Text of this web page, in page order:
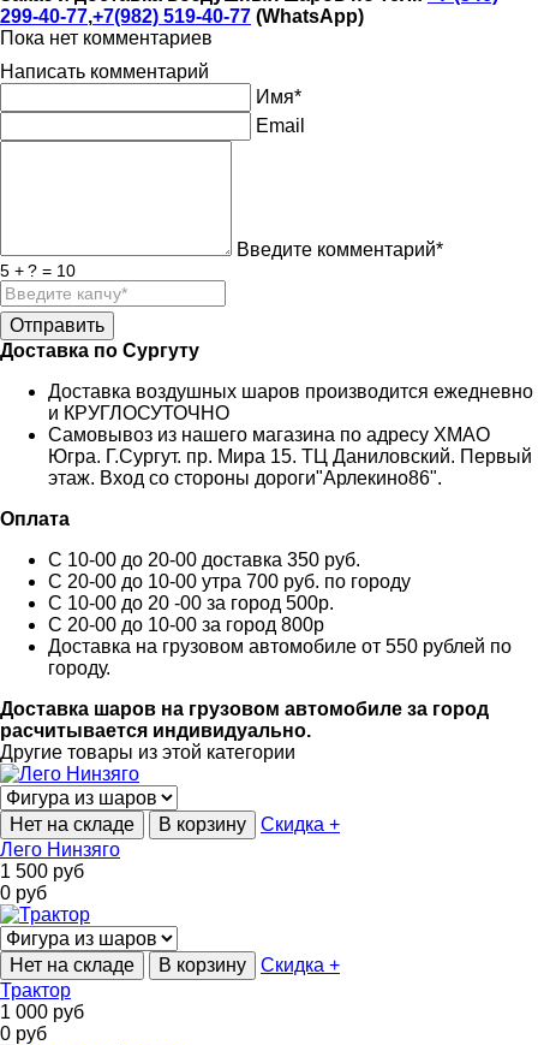
299-40-77,+7(982) 519-40-77 (WhatsApp)
Пока нет комментариев
Написать комментарий
Имя*
Email
Введите комментарий*
5 + ? = 10
Доставка по Сургуту
Доставка воздушных шаров производится ежедневно
и КРУГЛОСУТОЧНО
Самовывоз из нашего магазина по адресу ХМАО
Югра. Г.Сургут. пр. Мира 15. ТЦ Даниловский. Первый
этаж. Вход со стороны дороги"Арлекино86".
Оплата
С 10-00 до 20-00 доставка 350 руб.
С 20-00 до 10-00 утра 700 руб. по городу
С 10-00 до 20 -00 за город 500р.
С 20-00 до 10-00 за город 800р
Доставка на грузовом автомобиле от 550 рублей по
городу.
Доставка шаров на грузовом автомобиле за город
расчитывается индивидуально.
Другие товары из этой категории
Нет на складе В корзину
Скидка +
Лего Нинзяго
1 500 руб
0 руб
Нет на складе В корзину
Скидка +
Трактор
1 000 руб
0 руб